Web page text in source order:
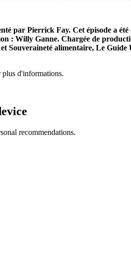
par Pierrick Fay. Cet épisode a
: Willy Ganne. Chargée de
alimentaire, Le
plus d'informations.
recommendations.